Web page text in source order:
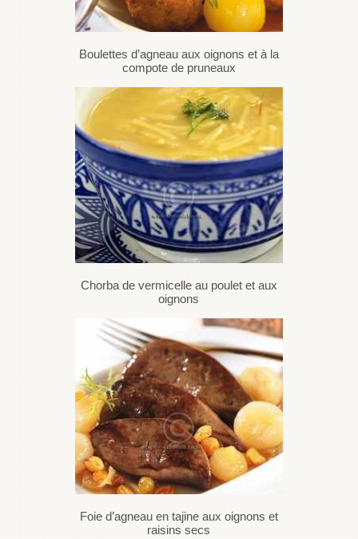
Boulettes d’agneau aux oignons et à la
compote de pruneaux
Chorba de vermicelle au poulet et aux
oignons
Foie d’agneau en tajine aux oignons et
raisins secs